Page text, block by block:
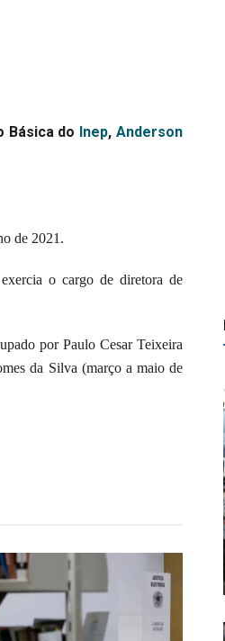
Básica do Inep,Anderson
de 2021.
o cargo de diretora de
por Paulo Cesar Teixeira
da Silva (março a maio de